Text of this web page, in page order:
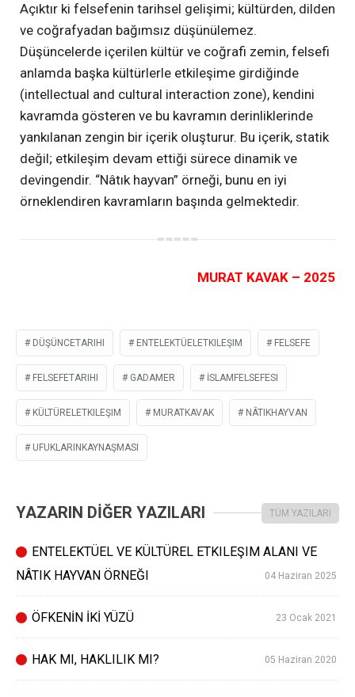
Açıktır ki felsefenin tarihsel gelişimi; kültürden, dilden
ve coğrafyadan bağımsız düşünülemez.
Düşüncelerde içerilen kültür ve coğrafi zemin, felsefi
anlamda başka kültürlerle etkileşime girdiğinde
(intellectual and cultural interaction zone), kendini
kavramda gösteren ve bu kavramın derinliklerinde
yankılanan zengin bir içerik oluşturur. Bu içerik, statik
değil; etkileşim devam ettiği sürece dinamik ve
devingendir. “Nâtık hayvan” örneği, bunu en iyi
örneklendiren kavramların başında gelmektedir.
MURAT KAVAK – 2025
DÜŞÜNCETARIHI ENTELEKTÜELETKILEŞIM FELSEFE
FELSEFETARIHI GADAMER İSLAMFELSEFESI
KÜLTÜRELETKILEŞIM MURATKAVAK NÂTIKHAYVAN
UFUKLARINKAYNAŞMASI
YAZARIN DİĞER YAZILARI TÜM YAZILARI
ENTELEKTÜEL VE KÜLTÜREL ETKILEŞIM ALANI VE
NÂTIK HAYVAN ÖRNEĞI
04 Haziran 2025
ÖFKENİN İKİ YÜZÜ 23 Ocak 2021
HAK MI, HAKLILIK MI? 05 Haziran 2020